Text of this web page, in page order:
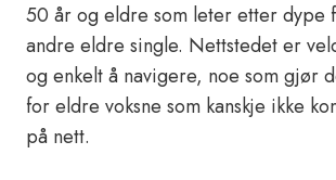
50 år og eldre som leter etter dype
andre eldre single. Nettstedet er
og enkelt å navigere, noe som gjør
for eldre voksne som kanskje ikke
på nett.